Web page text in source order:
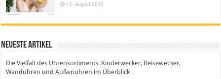
13. August 2015
Neueste Artikel
Die Vielfalt des Uhrensortiments: Kinderwecker, Reisewecker,
Wanduhren und Außenuhren im Überblick